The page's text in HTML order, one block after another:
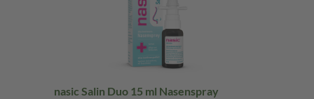
nasic Salin Duo 15 ml Nasenspray